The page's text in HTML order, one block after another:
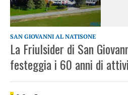
SAN GIOVANNI AL NATISONE
La Friulsider di San
festeggia i 60 anni di